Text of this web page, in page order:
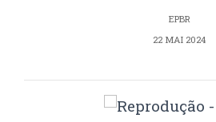
EPBR
22 MAI 2024